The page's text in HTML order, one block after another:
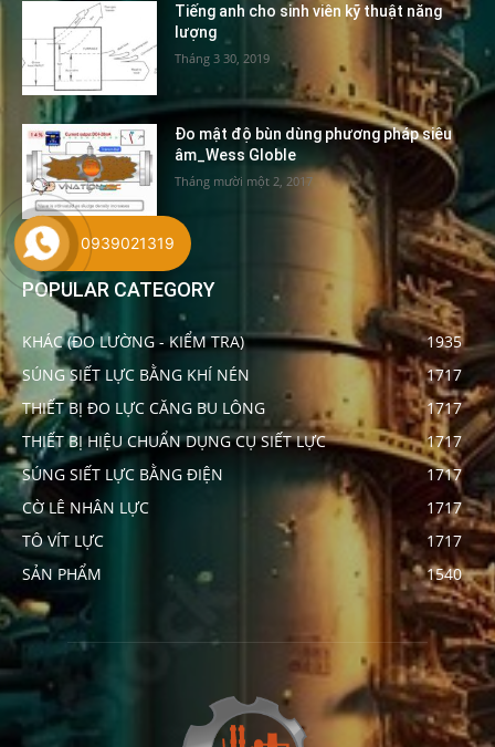
Tiếng anh cho sinh viên kỹ thuật năng
lượng
Tháng 3 30, 2019
Đo mật độ bùn dùng phương pháp siêu
âm_Wess Globle
Tháng mười một 2, 2017
POPULAR CATEGORY
KHÁC (ĐO LƯỜNG - KIỂM TRA)
1935
SÚNG SIẾT LỰC BẰNG KHÍ NÉN
1717
THIẾT BỊ ĐO LỰC CĂNG BU LÔNG
1717
THIẾT BỊ HIỆU CHUẨN DỤNG CỤ SIẾT LỰC
1717
SÚNG SIẾT LỰC BẰNG ĐIỆN
1717
CỜ LÊ NHÂN LỰC
1717
TÔ VÍT LỰC
1717
SẢN PHẨM
1540
0939021319